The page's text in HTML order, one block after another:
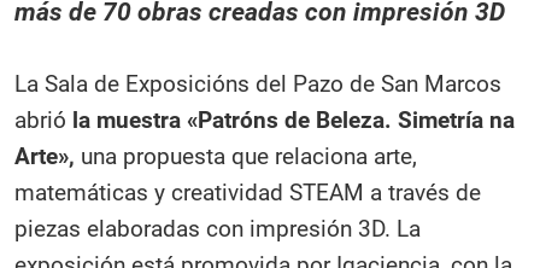
más de 70 obras creadas con impresión 3D
La Sala de Exposicións del Pazo de San Marcos
abrió la muestra «Patróns de Beleza. Simetría na
Arte», una propuesta que relaciona arte,
matemáticas y creatividad STEAM a través de
piezas elaboradas con impresión 3D. La